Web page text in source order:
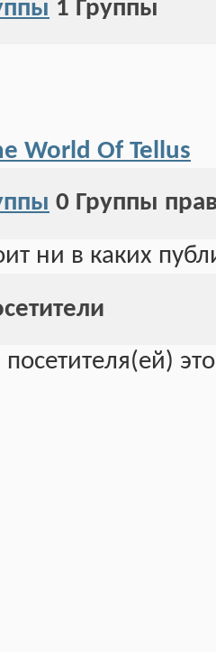
1 Группы
World Of Tellus
0 Группы
ни в каких